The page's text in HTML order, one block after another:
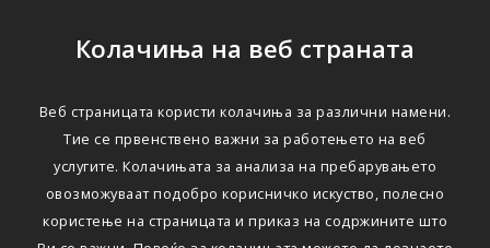
Колачиња на веб страната
Веб страницата користи колачиња за различни намени.
Тие се првенствено важни за работењето на веб
услугите. Колачињата за анализа на пребарувањето
овозможуваат подобро корисничко искуство, полесно
користење на страницата и приказ на содржините што